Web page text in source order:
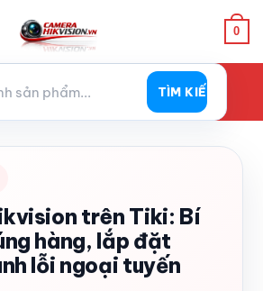
0
TÌM KIẾM
trên Tiki: Bí
hàng, lắp đặt
lỗi ngoại tuyến